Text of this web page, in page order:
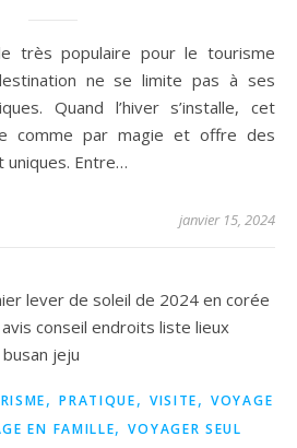
ne se limite pas à ses
Quand l’hiver s’installe, cet
comme par magie et offre des
Entre…
janvier 15, 2024
,PRATIQUE, VISITE,VOYAGE
EN FAMILLE,VOYAGER SEUL